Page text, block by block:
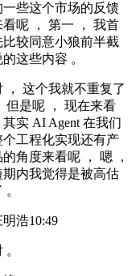
一些这个市场的反馈
看呢 ， 第一 ， 我首
比较同意小狼前半截
的这些内容 。
， 这个我就不重复了
但是呢 ， 现在来看
其实 AI Agent 在我们
个工程化实现还有产
的角度来看呢 ， 嗯 ，
期内我觉得是被高估
。
明浩10:49
。